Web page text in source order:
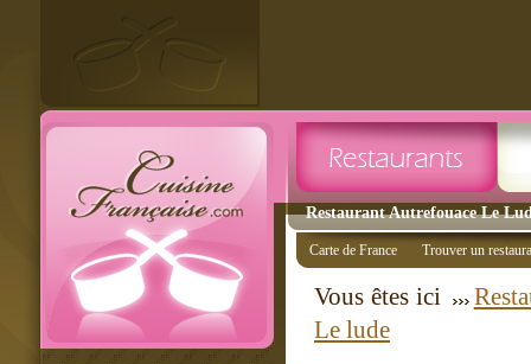
Restaurant Autrefouace Le
Carte de France Trouver un
Vous êtes ici
Le lude